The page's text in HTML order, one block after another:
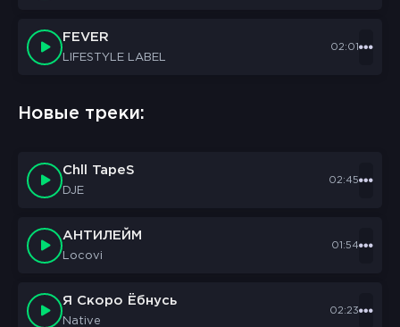
FEVER
LIFESTYLE LABEL
02:01
Новые треки:
Chll TapeS
DJE
02:45
АНТИЛЕЙМ
Locovi
01:54
Я Скоро Ёбнусь
Native
02:23